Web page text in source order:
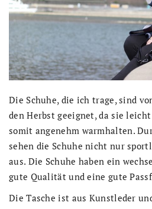
Die Schuhe, die ich trage, sind
den Herbst geeignet, da sie
somit angenehm warmhalten.
sehen die Schuhe nicht nur
aus. Die Schuhe haben ein
gute Qualität und eine gute
Die Tasche ist aus Kunstleder